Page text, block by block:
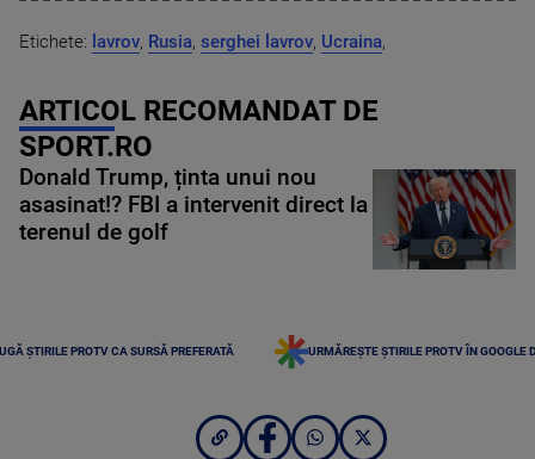
Etichete: lavrov, Rusia, serghei lavrov, Ucraina,
ARTICOL RECOMANDAT DE
SPORT.RO
Donald Trump, ținta unui nou
asasinat!? FBI a intervenit direct la
terenul de golf
ȘTIRILE PROTV CA SURSĂ PREFERATĂ URMĂREȘTE ȘTIRILE PROTV ÎN GOOGLE